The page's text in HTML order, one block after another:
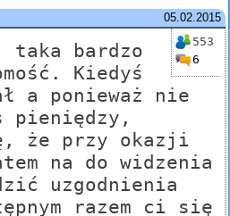
05.02.2015
553
6
taka bardzo
Kiedyś
a ponieważ nie
pieniędzy,
że przy okazji
na do widzenia
uzgodnienia
razem ci się